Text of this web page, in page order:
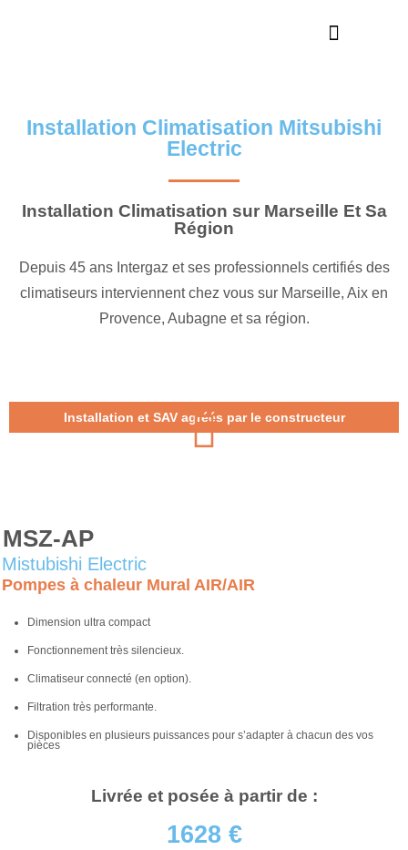
Installation Climatisation Mitsubishi
Electric
Installation Climatisation sur Marseille Et Sa
Région
Depuis 45 ans Intergaz et ses professionnels certifiés des
climatiseurs interviennent chez vous sur Marseille, Aix en
Provence, Aubagne et sa région.
Installation et SAV agréés par le constructeur
MSZ-AP
Mistubishi Electric
Pompes à chaleur Mural AIR/AIR
Dimension ultra compact
Fonctionnement très silencieux.
Climatiseur connecté (en option).
Filtration très performante.
Disponibles en plusieurs puissances pour s’adapter à chacun des vos
pièces
Livrée et posée à partir de :
1628 €